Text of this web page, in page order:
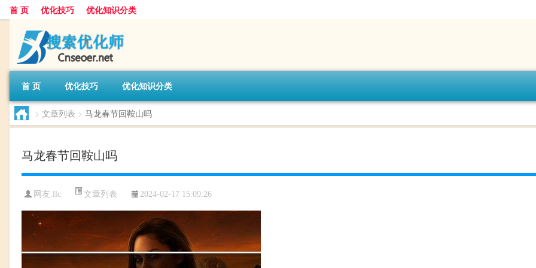
首 页 优化技巧 优化知识分类
首 页 优化技巧 优化知识分类
> 文章列表 > 马龙春节回鞍山吗
马龙春节回鞍山吗
网友: llc 文章列表 2024-02-17 15:09:26